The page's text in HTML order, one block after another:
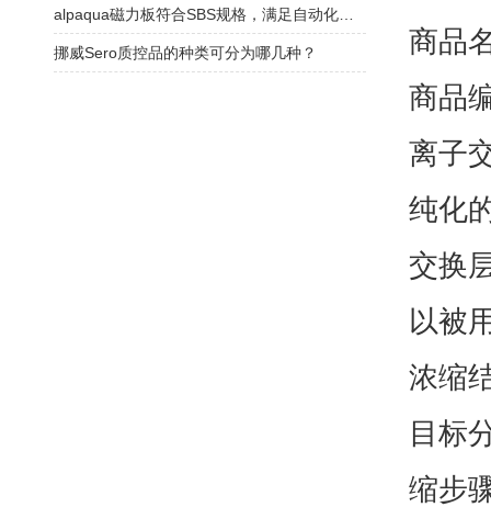
商品
商品
离子
纯化
交换
以被
浓缩
目标
缩步
挪威Sero质控品的种类可分为哪几种？